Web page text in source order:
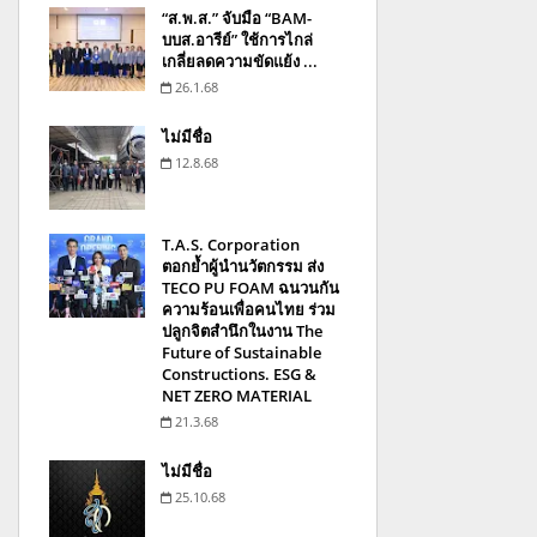
“ส.พ.ส.” จับมือ “BAM-
บบส.อารีย์” ใช้การไกล่
เกลี่ยลดความขัดแย้ง ...
26.1.68
ไม่มีชื่อ
12.8.68
T.A.S. Corporation
ตอกย้ำผู้นำนวัตกรรม ส่ง
TECO PU FOAM ฉนวนกัน
ความร้อนเพื่อคนไทย ร่วม
ปลูกจิตสำนึกในงาน The
Future of Sustainable
Constructions. ESG &
NET ZERO MATERIAL
21.3.68
ไม่มีชื่อ
25.10.68